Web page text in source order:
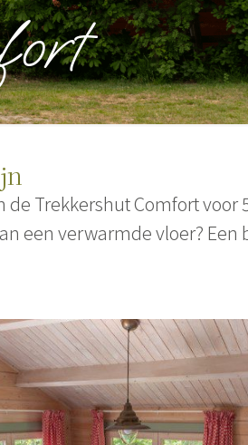
Trekkershut Comfort voor
een verwarmde vloer?